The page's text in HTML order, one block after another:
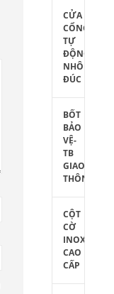
CỬA
CỔNG
TỰ
ĐỘNG
NHÔM
ĐÚC
BỐT
BẢO
VỆ-
TB
GIAO
THÔNG
CỘT
CỜ
INOX
CAO
CẤP